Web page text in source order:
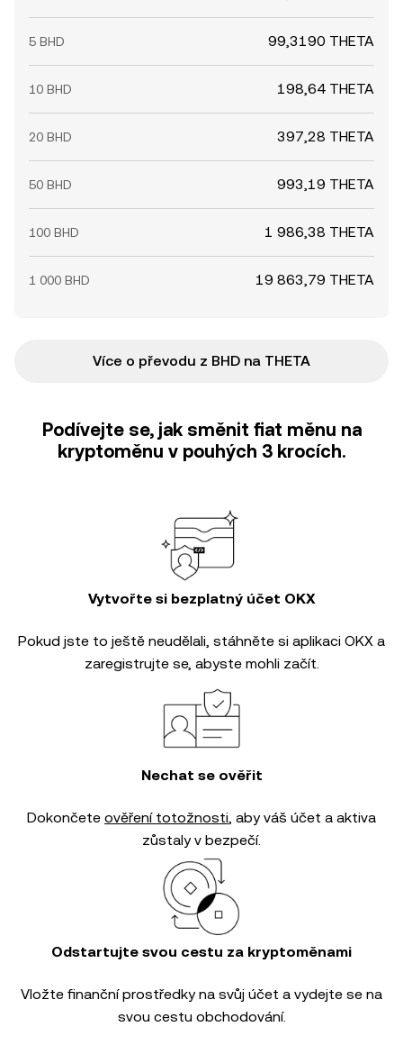
5 BHD 99,3190 THETA
10 BHD 198,64 THETA
20 BHD 397,28 THETA
50 BHD 993,19 THETA
100 BHD 1 986,38 THETA
1 000 BHD 19 863,79 THETA
Více o převodu z BHD na THETA
Podívejte se, jak směnit fiat měnu na
kryptoměnu v pouhých 3 krocích.
Vytvořte si bezplatný účet OKX
Pokud jste to ještě neudělali, stáhněte si aplikaci OKX a
zaregistrujte se, abyste mohli začít.
Nechat se ověřit
Dokončete ověření totožnosti, aby váš účet a aktiva
zůstaly v bezpečí.
Odstartujte svou cestu za kryptoměnami
Vložte finanční prostředky na svůj účet a vydejte se na
svou cestu obchodování.